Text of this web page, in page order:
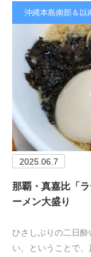
沖縄本島南部＆以
2025.06.7
那覇・真嘉比「
ーメン大盛り
ひさしぶりの二日
い、ということで